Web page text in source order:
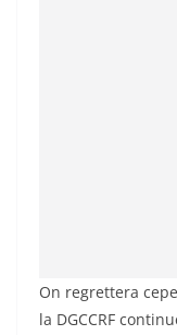
On regrettera
la DGCCRF